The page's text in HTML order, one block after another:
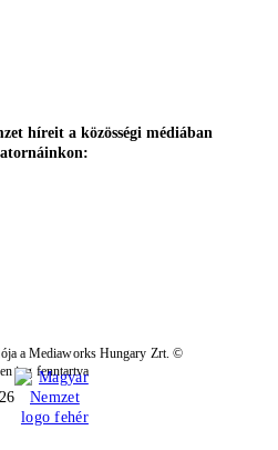
híreit a közösségi médiában
a Mediaworks Hungary Zrt. ©
jog fenntartva